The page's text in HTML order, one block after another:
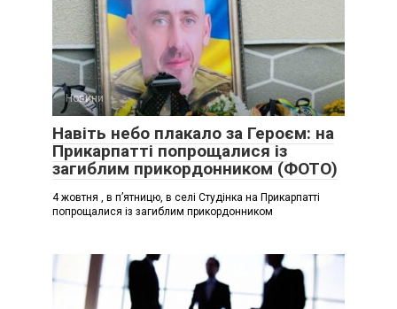
Новини
Навіть небо плакало за Героєм: на
Прикарпатті попрощалися із
загиблим прикордонником (ФОТО)
4 жовтня , в п’ятницю, в селі Студінка на Прикарпатті
попрощалися із загиблим прикордонником